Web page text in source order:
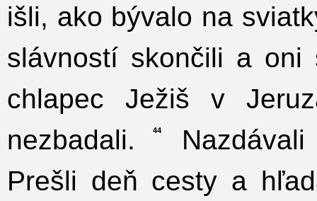
išli, ako bývalo na
slávností skončili a oni
chlapec Ježiš v
nezbadali.
44
Prešli deň cesty a